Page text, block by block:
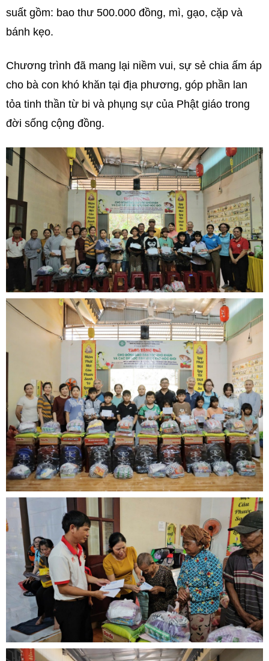
suất gồm: bao thư 500.000 đồng, mì, gạo, cặp và
bánh kẹo.
Chương trình đã mang lại niềm vui, sự sẻ chia ấm áp
cho bà con khó khăn tại địa phương, góp phần lan
tỏa tinh thần từ bi và phụng sự của Phật giáo trong
đời sống cộng đồng.